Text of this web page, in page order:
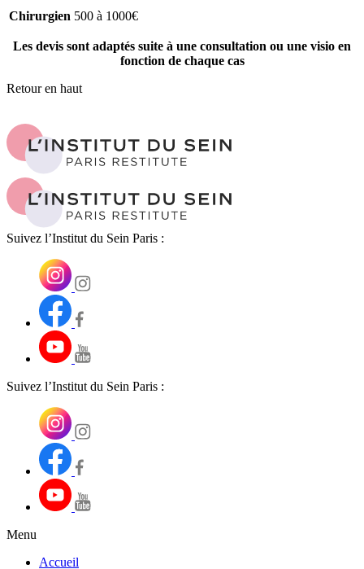
Chirurgien 500 à 1000€
Les devis sont adaptés suite à une consultation ou une visio en
fonction de chaque cas
Retour en haut
Suivez l’Institut du Sein Paris :
Suivez l’Institut du Sein Paris :
Menu
Accueil